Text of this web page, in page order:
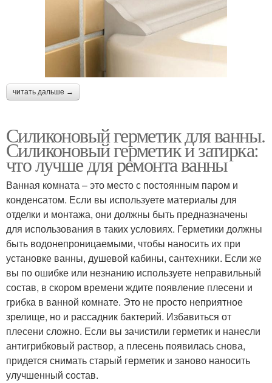
читать дальше →
Силиконовый герметик для ванны.
Силиконовый герметик и затирка:
что лучше для ремонта ванны
Ванная комната – это место с постоянным паром и
конденсатом. Если вы используете материалы для
отделки и монтажа, они должны быть предназначены
для использования в таких условиях. Герметики должны
быть водонепроницаемыми, чтобы наносить их при
установке ванны, душевой кабины, сантехники. Если же
вы по ошибке или незнанию используете неправильный
состав, в скором времени ждите появление плесени и
грибка в ванной комнате. Это не просто неприятное
зрелище, но и рассадник бактерий. Избавиться от
плесени сложно. Если вы зачистили герметик и нанесли
антигрибковый раствор, а плесень появилась снова,
придется снимать старый герметик и заново наносить
улучшенный состав.